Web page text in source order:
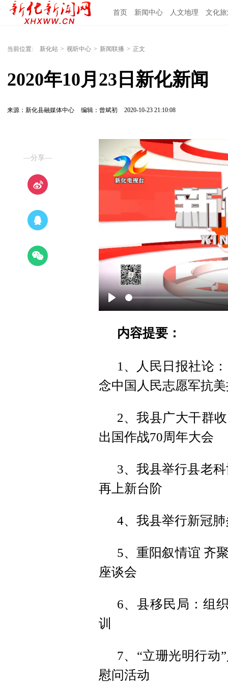
首页 新闻中心 人文地理 文化
当前位置: 新化站 > 视听中心 > 新闻联播 > 正文
2020年10月23日新化新闻
来源：新化县融媒体中心 编辑：曾斌初 2020-10-23 21:10:08
—分享—
Play
内容提要：
1、人民日报社论
念中国人民志愿军抗
2、我县广大干群
出国作战70周年大会
3、我县举行县老
再上新台阶
4、我县举行新冠
5、重阳叙情谊 齐
座谈会
6、县移民局：组
训
7、“立珊光明行动
慰问活动